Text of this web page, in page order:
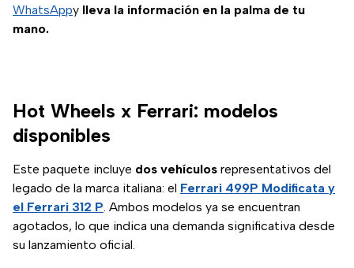
WhatsAppy lleva la información en la palma de tu
mano.
Hot Wheels x Ferrari: modelos
disponibles
Este paquete incluye dos vehículos representativos del
legado de la marca italiana: el Ferrari 499P Modificata y
el Ferrari 312 P. Ambos modelos ya se encuentran
agotados, lo que indica una demanda significativa desde
su lanzamiento oficial.